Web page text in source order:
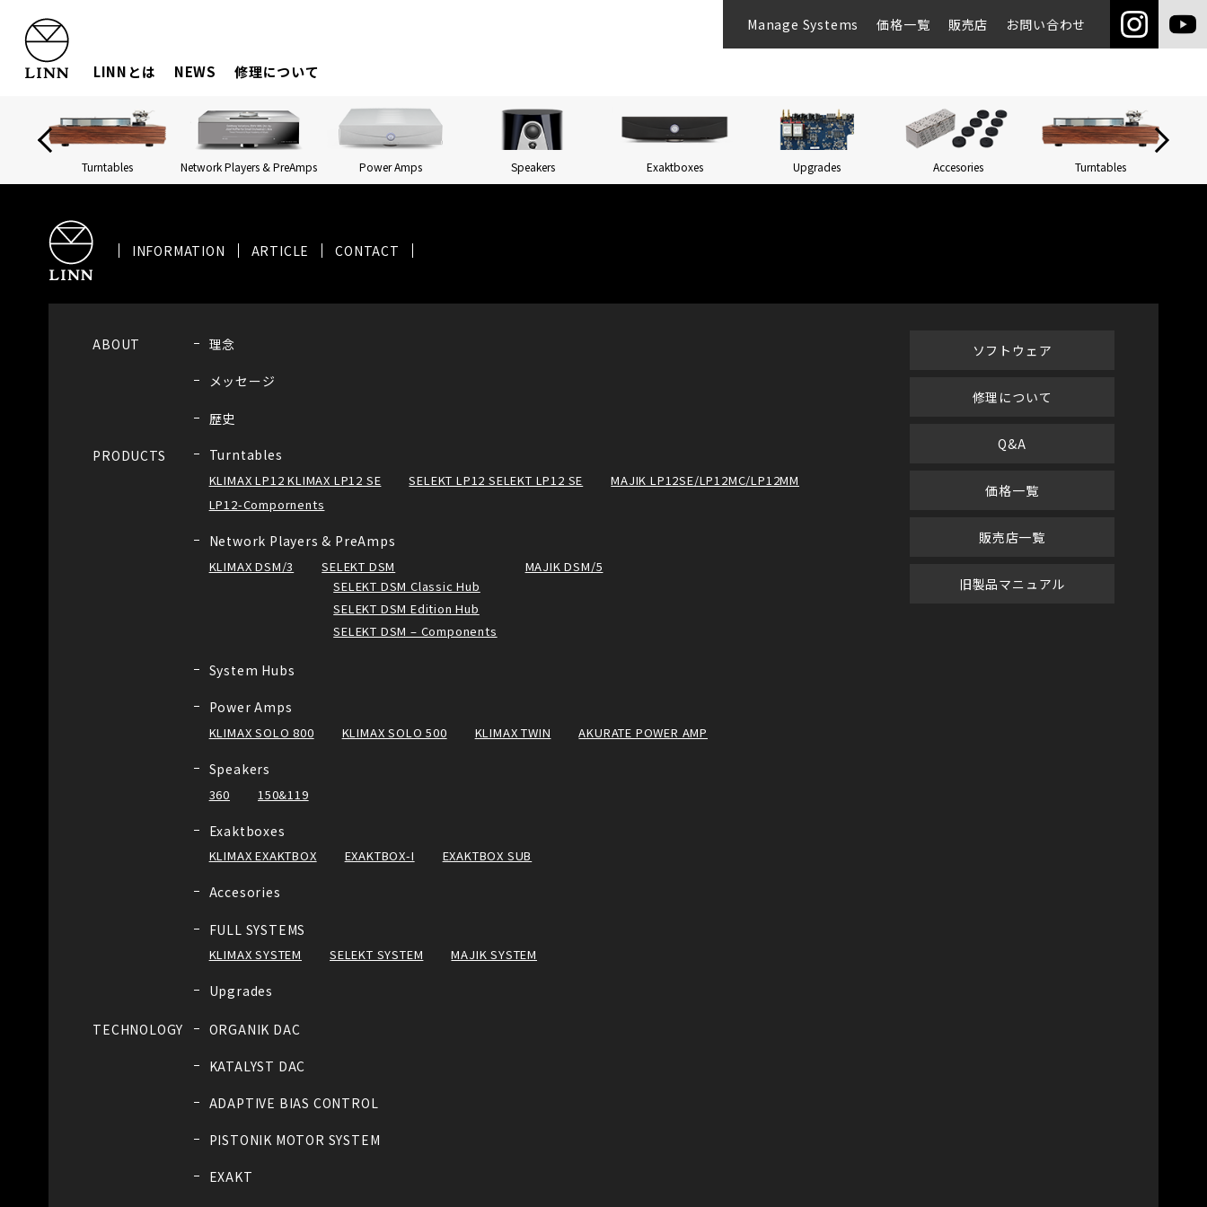
LINNとは NEWS 修理について
Manage Systems 価格一覧 販売店 お問い合わせ
Turntables Network Players & PreAmps Power Amps Speakers Exaktboxes Upgrades Accesories Turntables
INFORMATION ARTICLE CONTACT
ABOUT 理念
メッセージ
歴史
PRODUCTS Turntables
KLIMAX LP12 KLIMAX LP12 SE SELEKT LP12 SELEKT LP12 SE
MAJIK LP12SE/LP12MC/LP12MM
LP12-Compornents
Network Players & PreAmps
KLIMAX DSM/3
SELEKT DSM
SELEKT DSM Classic Hub
SELEKT DSM Edition Hub
SELEKT DSM – Components
MAJIK DSM/5
System Hubs
Power Amps
KLIMAX SOLO 800 KLIMAX SOLO 500 KLIMAX TWIN AKURATE POWER AMP
Speakers
360 150&119
Exaktboxes
KLIMAX EXAKTBOX EXAKTBOX-I EXAKTBOX SUB
Accesories
FULL SYSTEMS
KLIMAX SYSTEM SELEKT SYSTEM MAJIK SYSTEM
Upgrades
TECHNOLOGY ORGANIK DAC
KATALYST DAC
ADAPTIVE BIAS CONTROL
PISTONIK MOTOR SYSTEM
EXAKT
ソフトウェア
修理について
Q&A
価格一覧
販売店一覧
旧製品マニュアル